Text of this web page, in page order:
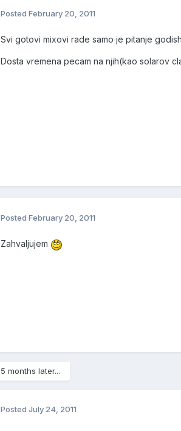
Posted February 20, 2011
Svi gotovi mixovi rade samo je pitanje
Dosta vremena pecam na njih(kao solarov
Posted February 20, 2011
Zahvaljujem
5 months later...
Posted July 24, 2011